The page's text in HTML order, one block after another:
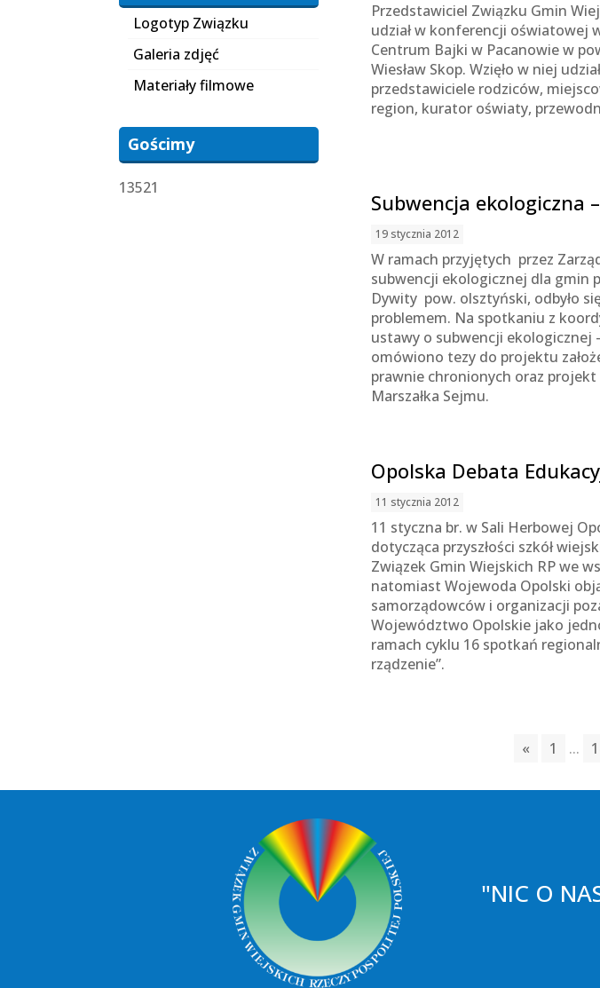
Przedstawiciel Związku Gmin
udział w konferencji oświatowej
Centrum Bajki w Pacanowie w
Wiesław Skop. Wzięło w niej
przedstawiciele rodziców,
region, kurator oświaty,
Subwencja ekologiczna
19 stycznia 2012
W ramach przyjętych przez
subwencji ekologicznej dla gmin
Dywity pow. olsztyński, odbyło
problemem. Na spotkaniu z
ustawy o subwencji ekologicznej
omówiono tezy do projektu
prawnie chronionych oraz
Marszałka Sejmu.
Opolska Debata
11 stycznia 2012
11 styczna br. w Sali Herbowej
dotycząca przyszłości szkół
Związek Gmin Wiejskich RP we
natomiast Wojewoda Opolski
samorządowców i organizacji
Województwo Opolskie jako
ramach cyklu 16 spotkań
rządzenie”.
« 1 ...
Logotyp Związku
Galeria zdjęć
Materiały filmowe
Gościmy
13521
"NIC O